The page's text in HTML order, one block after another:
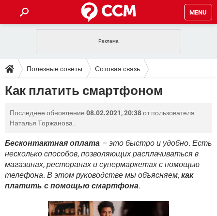
MENU
INSTAGRAM FACEBOOK
ИГРЫ WINDOWS 10
GOOGLE
ПОЛЕЗНЫЕ СОВЕТЫ
TIKTOK TELEGRAM
WHATSAPP INSTAGRAM
FACEBOOK ИГРЫ
ВИДЕО GOOGLE
YANDEX
ЗАГРУЗКИ
WHATSAPP
WINDOWS 10 ВКОНТАКТЕ
ВИДЕО GOOGLE
YANDEX
ФОРУМ
WHATSAPP INSTAGRAM
FACEBOOK ИГРЫ
WINDOWS 10 ВКОНТАКТЕ
TIKTOK TELEGRAM
WHATSAPP INSTAGRAM
FACEBOOK ИГРЫ
ВКОНТАКТЕ
Полезные советы Сотовая связь
Как платить смартфоном
Последнее обновление 08.02.2021, 20:38от пользователя
Наталья Торжанова .
Бесконтактная оплата – это быстро и удобно. Есть
несколько способов, позволяющих расплачиваться в
магазинах, ресторанах и супермаркетах с помощью
телефона. В этом руководстве мы объясняем, как
платить с помощью смартфона.